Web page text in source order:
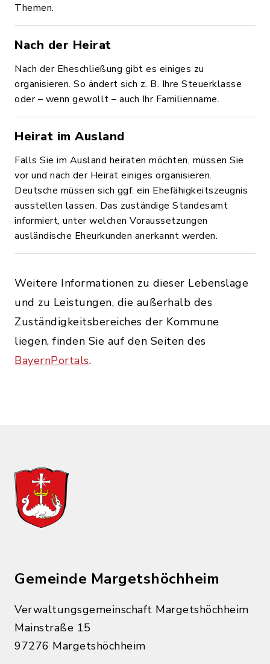
Themen.
Nach der Heirat
Nach der Eheschließung gibt es einiges zu
organisieren. So ändert sich z. B. Ihre Steuerklasse
oder – wenn gewollt – auch Ihr Familienname.
Heirat im Ausland
Falls Sie im Ausland heiraten möchten, müssen Sie
vor und nach der Heirat einiges organisieren.
Deutsche müssen sich ggf. ein Ehefähigkeitszeugnis
ausstellen lassen. Das zuständige Standesamt
informiert, unter welchen Voraussetzungen
ausländische Eheurkunden anerkannt werden.
Weitere Informationen zu dieser Lebenslage
und zu Leistungen, die außerhalb des
Zuständigkeitsbereiches der Kommune
liegen, finden Sie auf den Seiten des
BayernPortals.
Gemeinde Margetshöchheim
Verwaltungsgemeinschaft Margetshöchheim
Mainstraße 15
97276 Margetshöchheim